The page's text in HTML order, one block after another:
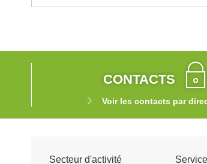
CONTACTS
Voir les contacts par
Secteur d'activité